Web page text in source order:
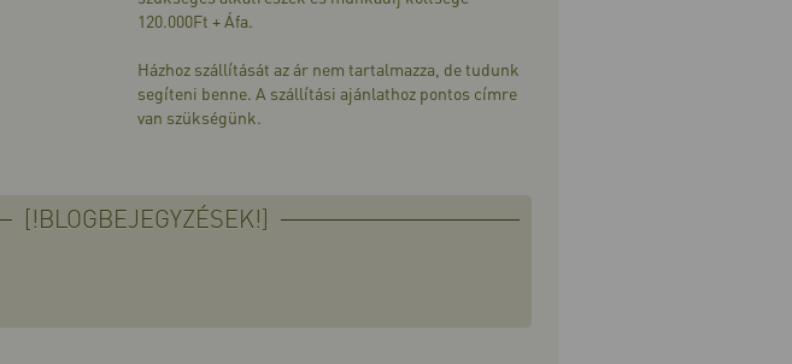
120.000Ft + Áfa.
Házhoz szállítását az ár nem tartalmazza, de tudunk
segíteni benne. A szállítási ajánlathoz pontos címre
van szükségünk.
[!BLOGBEJEGYZÉSEK!]